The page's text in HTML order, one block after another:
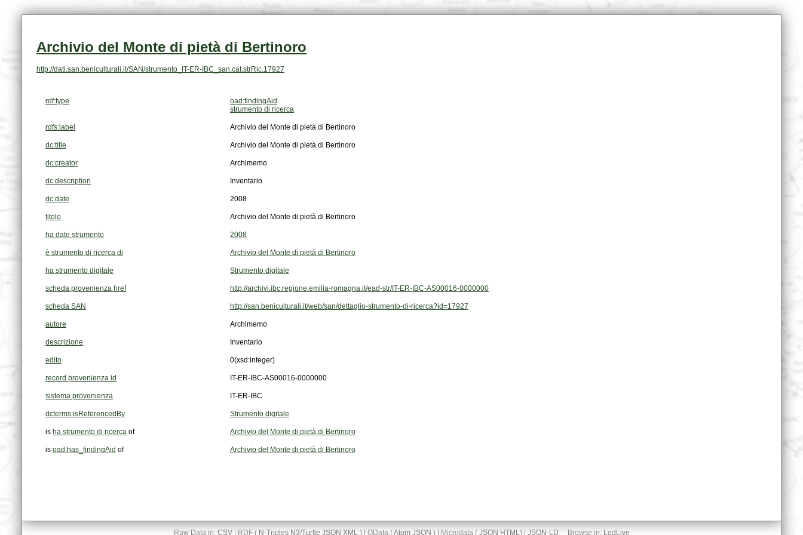
Archivio del Monte di pietà di Bertinoro
http://dati.san.beniculturali.it/SAN/strumento_IT-ER-IBC_san.cat.strRic.17927
rdf:type
oad:findingAid
strumento di ricerca
rdfs:label Archivio del Monte di pietà di Bertinoro
dc:title Archivio del Monte di pietà di Bertinoro
dc:creator Archimemo
dc:description Inventario
dc:date 2008
titolo Archivio del Monte di pietà di Bertinoro
ha date strumento 2008
è strumento di ricerca di Archivio del Monte di pietà di Bertinoro
ha strumento digitale Strumento digitale
scheda provenienza href http://archivi.ibc.regione.emilia-romagna.it/ead-str/IT-ER-IBC-AS00016-0000000
scheda SAN http://san.beniculturali.it/web/san/dettaglio-strumento-di-ricerca?id=17927
autore Archimemo
descrizione Inventario
edito 0(xsd:integer)
record provenienza id IT-ER-IBC-AS00016-0000000
sistema provenienza IT-ER-IBC
dcterms:isReferencedBy Strumento digitale
is ha strumento di ricerca of Archivio del Monte di pietà di Bertinoro
is oad:has_findingAid of Archivio del Monte di pietà di Bertinoro
Raw Data in: CSV| RDF ( N-Triples N3/Turtle JSON XML) | OData (Atom JSON ) | Microdata ( JSON HTML) | JSON-LD Browse in: LodLive